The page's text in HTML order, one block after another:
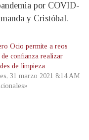
por COVID-
y Cristóbal.
Ocio permite a reos
de confianza realizar
de limpieza
31 marzo 2021 8:14 AM